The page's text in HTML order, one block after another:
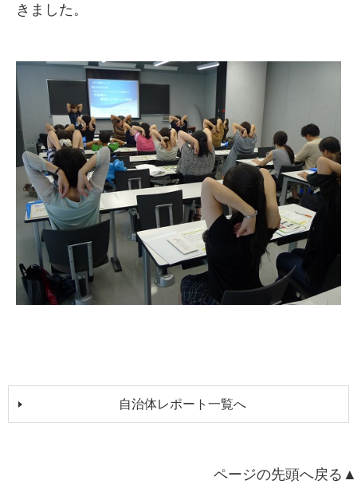
きました。
自治体レポート一覧へ
ページの先頭へ戻る▲